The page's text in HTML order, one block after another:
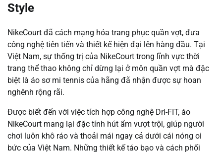
Style
NikeCourt đã cách mạng hóa trang phục quần vợt, đưa
công nghệ tiên tiến và thiết kế hiện đại lên hàng đầu. Tại
Việt Nam, sự thống trị của NikeCourt trong lĩnh vực thời
trang thể thao không chỉ dừng lại ở môn quần vợt mà đặc
biệt là áo sơ mi tennis của hãng đã nhận được sự hoan
nghênh rộng rãi.
Được biết đến với việc tích hợp công nghệ Dri-FIT, áo
NikeCourt mang lại đặc tính hút ẩm vượt trội, giúp người
chơi luôn khô ráo và thoải mái ngay cả dưới cái nóng oi
bức của Việt Nam. Những thiết kế táo bạo và cách phối